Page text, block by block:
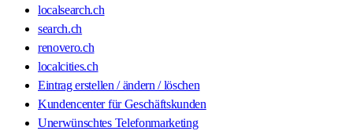
localsearch.ch
search.ch
renovero.ch
localcities.ch
Eintrag erstellen / ändern / löschen
Kundencenter für Geschäftskunden
Unerwünschtes Telefonmarketing